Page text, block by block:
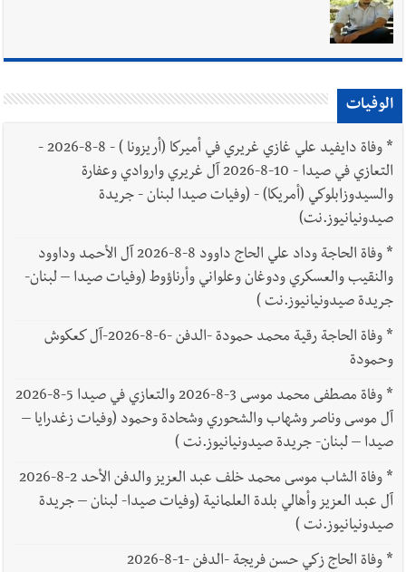
الوفيات
*
وفاة دايفيد علي غازي غريري في أميركا (أريزونا ) - 8-8-2026 -
التعازي في صيدا - 10-8-2026 آل غريري واروادي وعفارة
والسيدوزابلوكي (أمريكا) - (وفيات صيدا لبنان - جريدة
صيدونيانيوز.نت)
*
وفاة الحاجة وداد علي الحاج داوود 8-8-2026 آل الأحمد وداوود
والنقيب والعسكري ودوغان وعلواني وأرناؤوط (وفيات صيدا – لبنان-
جريدة صيدونيانيوز.نت )
*
وفاة الحاجة رقية محمد حمودة -الدفن -6-8-2026-آل كعكوش
وحمودة
*
وفاة مصطفى محمد موسى 3-8-2026 والتعازي في صيدا 5-8-2026
آل موسى وناصر وشهاب والشحوري وشحادة وحمود (وفيات زغدرايا –
صيدا – لبنان- جريدة صيدونيانيوز.نت )
*
وفاة الشاب موسى محمد خلف عبد العزيز والدفن الأحد 2-8-2026
آل عبد العزيز وأهالي بلدة العلمانية (وفيات صيدا- لبنان – جريدة
صيدونيانيوز.نت )
*وفاة الحاج زكي حسن فريجة -الدفن -1-8-2026